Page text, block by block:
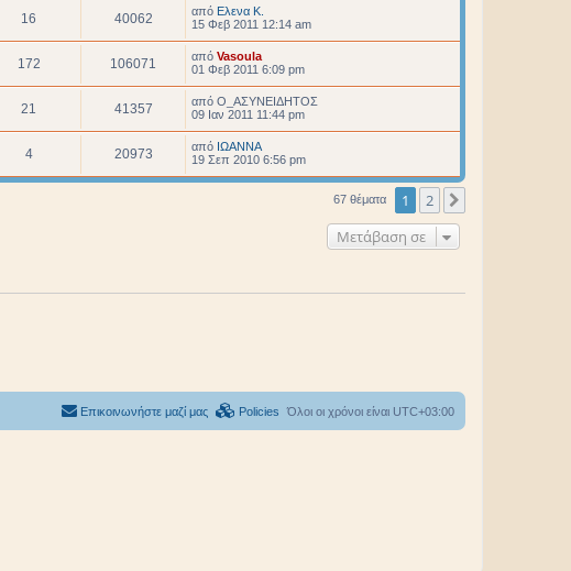
16 40062 από Ελενα Κ.
15 Φεβ 2011 12:14 am
172 106071 από Vasoula
01 Φεβ 2011 6:09 pm
21 41357 από O_ΑΣΥΝΕΙΔΗΤΟΣ
09 Ιαν 2011 11:44 pm
4 20973 από ΙΩΑΝΝΑ
19 Σεπ 2010 6:56 pm
67 θέματα 1 2
Μετάβαση σε
Όλοι οι χρόνοι είναι UTC+03:00
Policies
Επικοινωνήστε μαζί μας